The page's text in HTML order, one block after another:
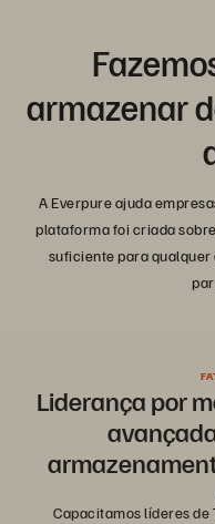
armazenar
A Everpure ajuda
plataforma foi criada
suficiente para
Liderança por
Capacitamos líderes